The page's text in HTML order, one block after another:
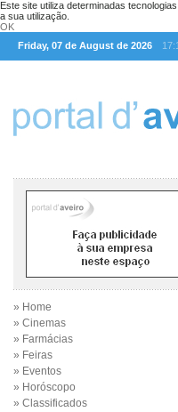
Este site utiliza determinadas
a sua utilização.
OK
Friday, 07 de August de 2026
» Home
» Cinemas
» Farmácias
» Feiras
» Eventos
» Horóscopo
» Classificados